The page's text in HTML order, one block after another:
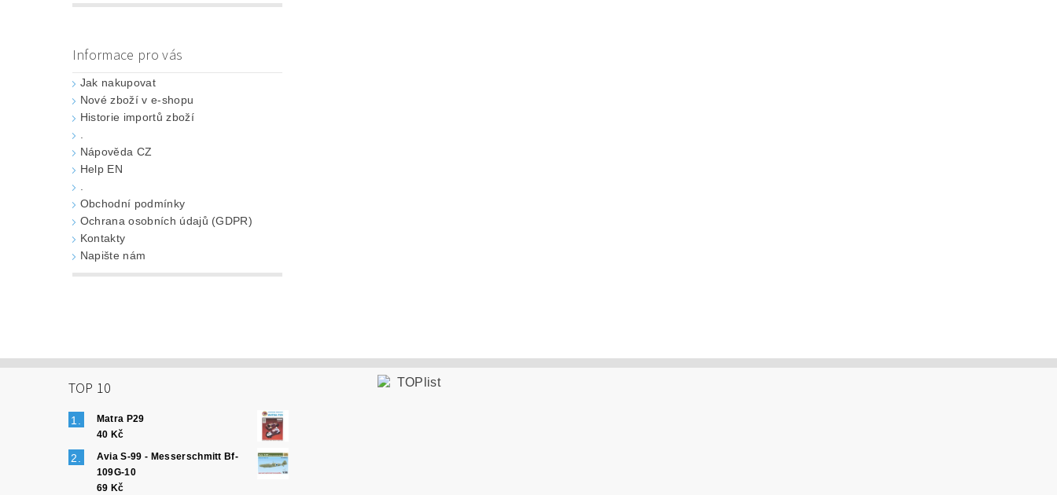
Informace pro vás
Jak nakupovat
Nové zboží v e-shopu
Historie importů zboží
Nápověda CZ
Help EN
Obchodní podmínky
Ochrana osobních údajů (GDPR)
Kontakty
Napište nám
TOP 10
Matra P29
40 Kč
Avia S-99 - Messerschmitt Bf-
109G-10
69 Kč